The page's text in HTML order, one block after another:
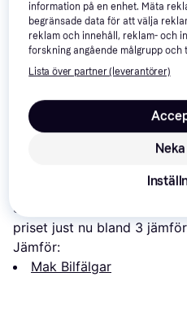
Mak Union
8.5x20 5/112 ET40
priset just nu bland 3
Jämför:
Mak Bilfälgar
information på en enhet. Mäta
begränsade data för att välja
reklam och innehåll, reklam- och
forskning angående målgrupp och
Lista över partner (leverantörer)